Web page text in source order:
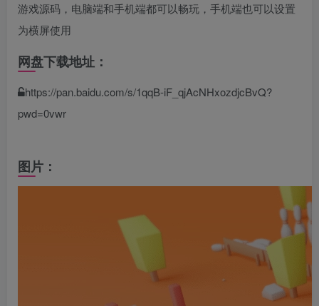
游戏源码，电脑端和手机端都可以畅玩，手机端也可以设置
为横屏使用
网盘下载地址：
https://pan.baidu.com/s/1qqB-iF_qjAcNHxozdjcBvQ?
pwd=0vwr
图片：